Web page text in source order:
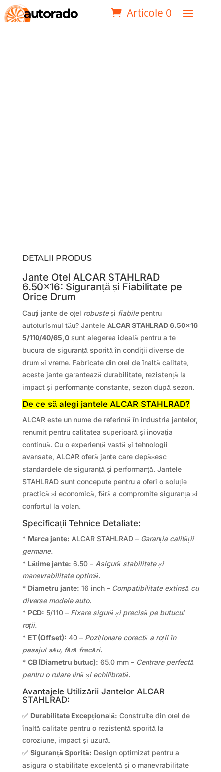
Articole 0
DETALII PRODUS
Jante Otel ALCAR STAHLRAD
6.50×16: Siguranță și Fiabilitate pe
Orice Drum
Cauți jante de oțel robusteși fiabilepentru
autoturismul tău? Jantele ALCAR STAHLRAD 6.50×16
5/110/40/65,0sunt alegerea ideală pentru a te
bucura de siguranță sporită în condiții diverse de
drum și vreme. Fabricate din oțel de înaltă calitate,
aceste jante garantează durabilitate, rezistență la
impact și performanțe constante, sezon după sezon.
De ce să alegi jantele ALCAR STAHLRAD?
ALCAR este un nume de referință în industria jantelor,
renumit pentru calitatea superioară și inovația
continuă. Cu o experiență vastă și tehnologii
avansate, ALCAR oferă jante care depășesc
standardele de siguranță și performanță. Jantele
STAHLRAD sunt concepute pentru a oferi o soluție
practică și economică, fără a compromite siguranța și
confortul la volan.
Specificații Tehnice Detaliate:
* Marca jante: ALCAR STAHLRAD – Garanția calității
germane.
* Lățime jante: 6.50 – Asigură stabilitate și
manevrabilitate optimă.
* Diametru jante: 16 inch – Compatibilitate extinsă cu
diverse modele auto.
* PCD: 5/110 – Fixare sigură și precisă pe butucul
roții.
* ET (Offset): 40 – Poziționare corectă a roții în
pasajul său, fără frecări.
* CB (Diametru butuc): 65.0 mm – Centrare perfectă
pentru o rulare lină și echilibrată.
Avantajele Utilizării Jantelor ALCAR
STAHLRAD:
✅ Durabilitate Excepțională: Construite din oțel de
înaltă calitate pentru o rezistență sporită la
coroziune, impact și uzură.
✅ Siguranță Sporită: Design optimizat pentru a
asigura o stabilitate excelentă și o manevrabilitate